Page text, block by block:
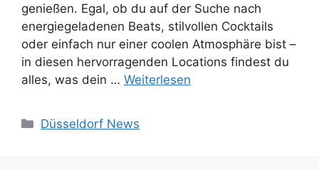
genießen. Egal, ob du auf der Suche nach
energiegeladenen Beats, stilvollen Cocktails
oder einfach nur einer coolen Atmosphäre bist –
in diesen hervorragenden Locations findest du
alles, was dein … Weiterlesen
Kategorien
Düsseldorf News